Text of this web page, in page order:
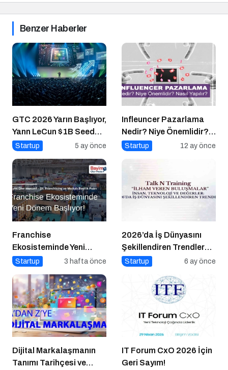
Benzer Haberler
GTC 2026 Yarın Başlıyor,
Yann LeCun $1B Seed
Aldı: AI Fonlama
Startup 5 ay önce
Infleuncer Pazarlama
Nedir? Niye Önemlidir?
Influencer Pazarlama
Startup 12 ay önce
Franchise
Ekosisteminde Yeni
Dönem Başlıyor: Bayim
İçin Geri Sayım!
Startup 3 hafta önce
2026’da İş Dünyasını
Şekillendiren Trendler
Talk N Training “İlham
Serisinde!
Startup 6 ay önce
Dijital Markalaşmanın
Tanımı Tarihçesi ve
IT Forum CxO 2026 İçin
Geri Sayım!